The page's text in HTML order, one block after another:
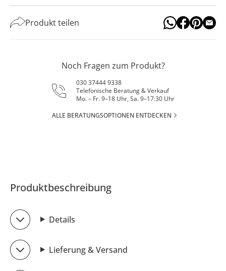
Produkt teilen
Noch Fragen zum Produkt?
030 37444 9338
Telefonische Beratung & Verkauf
Mo. – Fr. 9–18 Uhr, Sa. 9–17:30 Uhr
ALLE BERATUNGSOPTIONEN ENTDECKEN
Produktbeschreibung
Details
Lieferung & Versand